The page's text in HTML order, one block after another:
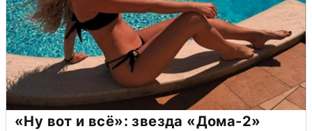
«Ну вот и всё»: звезда «Дома-2»